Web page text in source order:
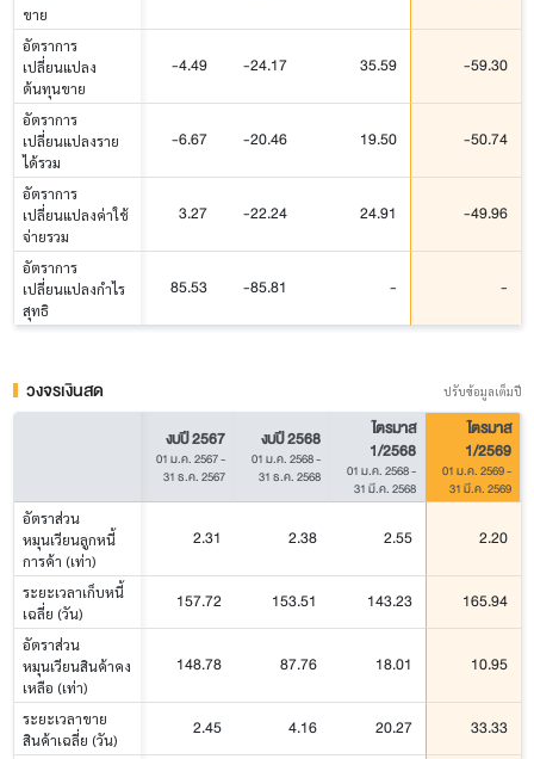
ขาย
อัตราการ
เปลี่ยนแปลง
ต้นทุนขาย
-4.49 -24.17 35.59 -59.30
อัตราการ
เปลี่ยนแปลงราย
ได้รวม
-6.67 -20.46 19.50 -50.74
อัตราการ
เปลี่ยนแปลงค่าใช้
จ่ายรวม
3.27 -22.24 24.91 -49.96
อัตราการ
เปลี่ยนแปลงกำไร
สุทธิ
85.53 -85.81 - -
วงจรเงินสด ปรับข้อมูลเต็มปี
งบปี 2567
01 ม.ค. 2567-
31 ธ.ค. 2567
งบปี 2568
01 ม.ค. 2568-
31 ธ.ค. 2568
ไตรมาส
1/2568
01 ม.ค. 2568-
31 มี.ค. 2568
ไตรมาส
1/2569
01 ม.ค. 2569-
31 มี.ค. 2569
อัตราส่วน
หมุนเวียนลูกหนี้
การค้า (เท่า)
2.31 2.38 2.55 2.20
ระยะเวลาเก็บหนี้
เฉลี่ย (วัน)
157.72 153.51 143.23 165.94
อัตราส่วน
หมุนเวียนสินค้าคง
เหลือ (เท่า)
148.78 87.76 18.01 10.95
ระยะเวลาขาย
สินค้าเฉลี่ย (วัน)
2.45 4.16 20.27 33.33